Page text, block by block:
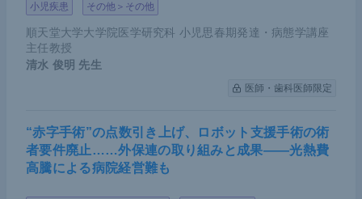
小児疾患 その他＞その他
順天堂大学大学院医学研究科 小児思春期発達・病態学講座
主任教授
清水 俊明 先生
医師・歯科医師限定
“赤字手術”の点数引き上げ、ロボット支援手術の術
者要件廃止……外保連の取り組みと成果――光熱費
高騰による病院経営難も